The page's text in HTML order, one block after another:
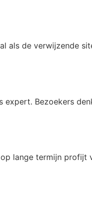
als de verwijzende
expert. Bezoekers
lange termijn